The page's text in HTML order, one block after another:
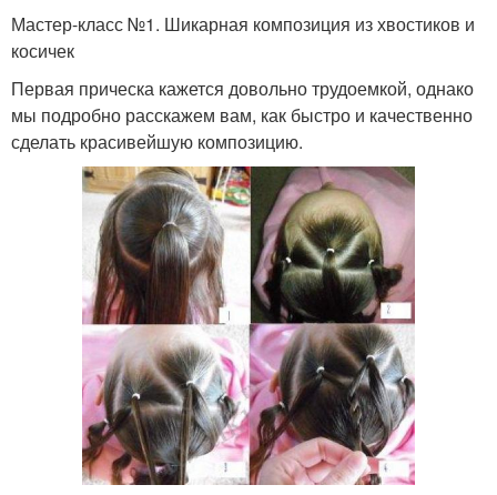
Мастер-класс №1. Шикарная композиция из хвостиков и
косичек
Первая прическа кажется довольно трудоемкой, однако
мы подробно расскажем вам, как быстро и качественно
сделать красивейшую композицию.